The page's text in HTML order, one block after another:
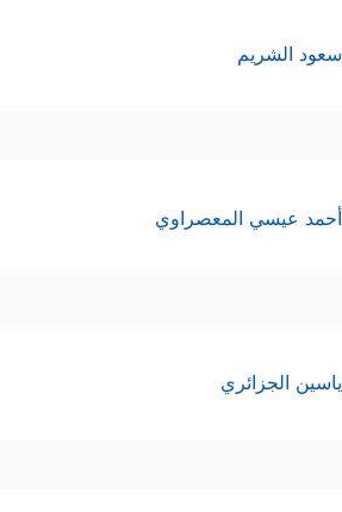
سعود الشريم
أحمد عيسي المعصراوي
ياسين الجزائري